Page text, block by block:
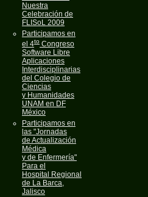
Nuestra
Celebración de
FLISoL 2009
Participamos en
el 4to Congreso
Software Libre
Aplicaciones
Interdisciplinarias
del Colegio de
Ciencias
y Humanidades
UNAM en DF
México
Participamos en
las "Jornadas
de Actualización
Médica
y de Enfermería"
Para el
Hospital Regional
de La Barca,
Jalisco